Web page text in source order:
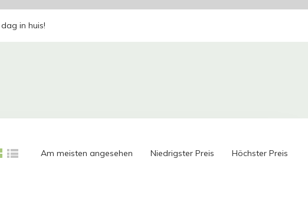
in huis!
Am meisten angesehen Niedrigster Preis Höchster Preis